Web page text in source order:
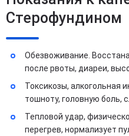
Стерофундином
Обезвоживание.
после рвоты, диареи,
Токсикозы, алкогольная
тошноту, головную боль,
Тепловой удар,
перегрев, нормализует